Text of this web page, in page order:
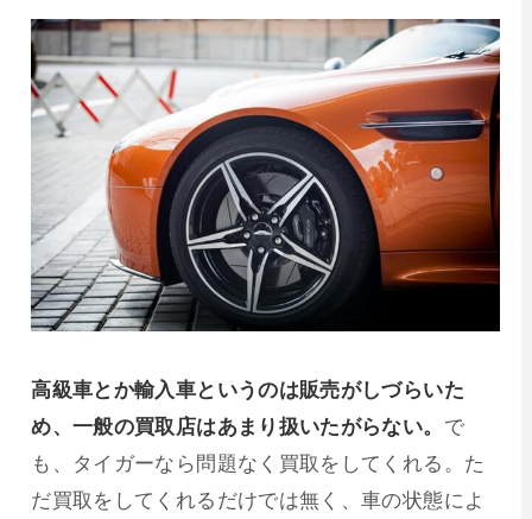
高級車とか輸入車というのは販売がしづらいた
め、一般の買取店はあまり扱いたがらない。 で
も、タイガーなら問題なく買取をしてくれる。た
だ買取をしてくれるだけでは無く、車の状態によ